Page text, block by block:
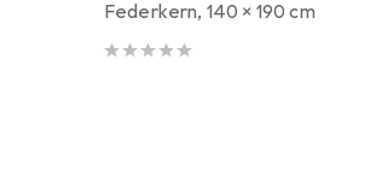
Federkern, 140 x 190 cm